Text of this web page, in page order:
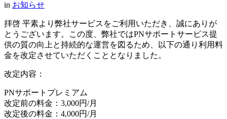
in お知らせ
拝啓 平素より弊社サービスをご利用いただき、誠にありが
とうございます。この度、弊社ではPNサポートサービス提
供の質の向上と持続的な運営を図るため、以下の通り利用料
金を改定させていただくこととなりました。
改定内容：
PNサポートプレミアム
改定前の料金：3,000円/月
改定後の料金：4,000円/月